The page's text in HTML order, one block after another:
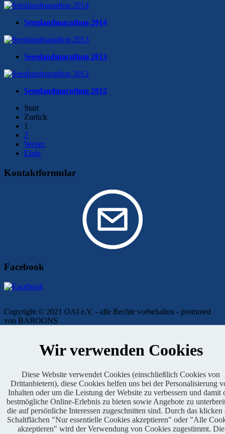
Seenlandmarathon 2014
Seenlandmarathon 2013
Seenlandmarathon 2012
Start
Zurück
1
2
Weiter
Ende
Kontaktformular
Facebook
Copyright © 2021 OAI e.V. - alle Rechte vorbehalten - promoted
von BABOONS
Genehmigter Lauf
Wir verwenden Cookies
Diese Website verwendet Cookies (einschließlich Cookies von
Drittanbietern), diese Cookies helfen uns bei der Personalisierung
Inhalten oder um die Leistung der Website zu verbessern und damit
bestmögliche Online-Erlebnis zu bieten sowie Angebote zu
die auf persönliche Interessen zugeschnitten sind. Durch das klicken
Schaltflächen "Nur essentielle Cookies akzeptieren" oder "Alle
akzeptieren" wird der Verwendung von Cookies zugestimmt. Die